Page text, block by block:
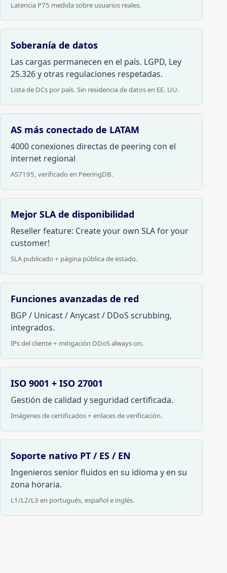
Latencia P75 medida sobre usuarios reales.
Soberanía de datos
Las cargas permanecen en el país. LGPD, Ley
25.326 y otras regulaciones respetadas.
Lista de DCs por país. Sin residencia de datos en EE. UU.
AS más conectado de LATAM
4000 conexiones directas de peering con el
internet regional
AS7195, verificado en PeeringDB.
Mejor SLA de disponibilidad
Reseller feature: Create your own SLA for your
customer!
SLA publicado + página pública de estado.
Funciones avanzadas de red
BGP / Unicast / Anycast / DDoS scrubbing,
integrados.
IPs del cliente + mitigación DDoS always-on.
ISO 9001 + ISO 27001
Gestión de calidad y seguridad certificada.
Imágenes de certificados + enlaces de verificación.
Soporte nativo PT / ES / EN
Ingenieros senior fluidos en su idioma y en su
zona horaria.
L1/L2/L3 en portugués, español e inglés.